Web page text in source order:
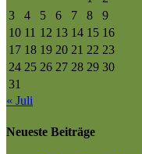
3
4 5 6 7 8
9
10 11 12 13 14 15 16
17 18 19 20 21 22 23
24 25 26 27 28 29 30
31
« Juli
Neueste Beiträge